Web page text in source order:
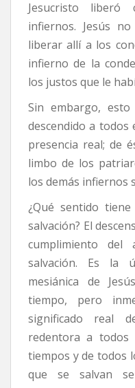
Jesucristo liberó
infiernos. Jesús
liberar allí a los
infierno de la
los justos que le
Sin embargo,
descendido a
presencia real; de
limbo de los
los demás infiernos
¿Qué sentido
salvación? El
cumplimiento del
salvación. Es la
mesiánica de
tiempo, pero
significado real
redentora a
tiempos y de todos
que se salvan